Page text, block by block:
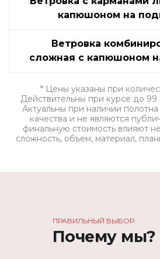
капюшоном на
Ветровка
сложная с капюшоном
* Цены указаны при
Действительны при курсе до 99
Актуальны при наличии
качества и не являются
финальную стоимость влияют
сложность, объем, материал,
ПРАВИЛЬНЫЙ ВЫБОР
Почему мы?